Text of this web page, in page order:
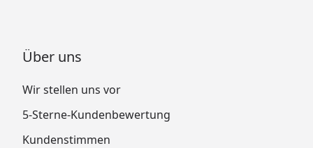
Über uns
Wir stellen uns vor
5-Sterne-Kundenbewertung
Kundenstimmen